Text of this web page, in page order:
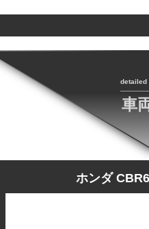
detailed
車
ホンダ